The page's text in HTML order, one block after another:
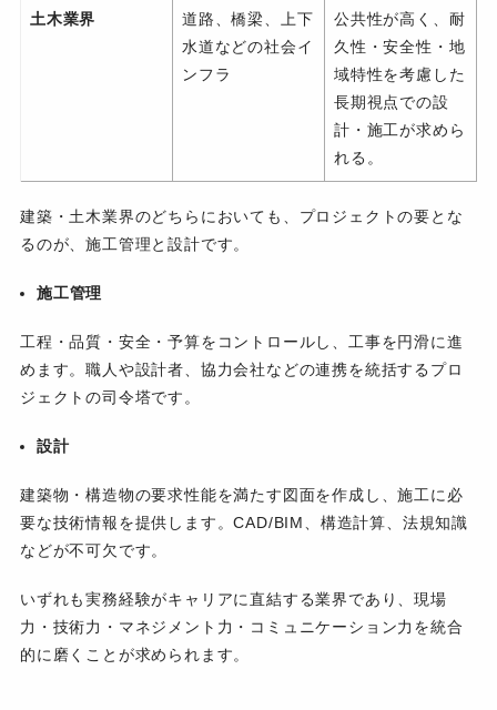
土木業界
道路、橋梁、上下
水道などの社会イ
ンフラ
公共性が高く、耐
久性・安全性・地
域特性を考慮した
長期視点での設
計・施工が求めら
れる。
建築・土木業界のどちらにおいても、プロジェクトの要とな
るのが、施工管理と設計です。
施工管理
工程・品質・安全・予算をコントロールし、工事を円滑に進
めます。職人や設計者、協力会社などの連携を統括するプロ
ジェクトの司令塔です。
設計
建築物・構造物の要求性能を満たす図面を作成し、施工に必
要な技術情報を提供します。CAD/BIM、構造計算、法規知識
などが不可欠です。
いずれも実務経験がキャリアに直結する業界であり、現場
力・技術力・マネジメント力・コミュニケーション力を統合
的に磨くことが求められます。